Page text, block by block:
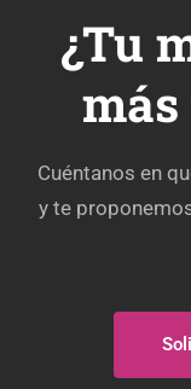
¿Tu
Cuéntanos en
y te